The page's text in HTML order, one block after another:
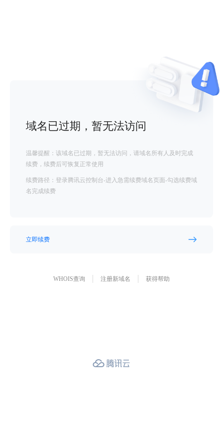
域名已过期，暂无法访问
温馨提醒：该域名已过期，暂无法访问，请域名所有人及时完成
续费，续费后可恢复正常使用
续费路径：登录腾讯云控制台-进入急需续费域名页面-勾选续费域
名完成续费
立即续费
WHOIS查询 注册新域名 获得帮助